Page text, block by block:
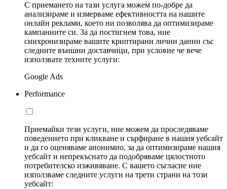
С приемането на тази услуга можем по-добре да
анализираме и измерваме ефективността на нашите
онлайн реклами, което ни позволява да оптимизираме
кампаниите си. За да постигнем това, ние
синхронизираме вашите криптирани лични данни със
следните външни доставчици, при условие че вече
използвате техните услуги:
Google Ads
Performance
Приемайки тези услуги, ние можем да проследяваме
поведението при кликване и сърфиране в нашия уебсайт
и да го оценяваме анонимно, за да оптимизираме нашия
уебсайт и непрекъснато да подобряваме цялостното
потребителско изживяване. С вашето съгласие ние
използваме следните услуги на трети страни на този
уебсайт: